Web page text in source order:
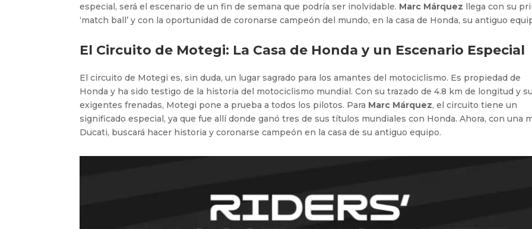
especial, será el escenario de un fin de semana que podría ser inolvidable. Marc Márquez llega con su
‘match ball’ y con la oportunidad de coronarse campeón del mundo, en la casa de Honda, su antiguo
El Circuito de Motegi: La Casa de Honda y un Escenario Especial
El circuito de Motegi es, sin duda, un lugar sagrado para los amantes del motociclismo. Es propiedad de
Honda y ha sido testigo de la historia del motociclismo mundial. Con su trazado de 4.8 km de longitud y
exigentes frenadas, Motegi pone a prueba a todos los pilotos. Para Marc Márquez, el circuito tiene un
significado especial, ya que fue allí donde ganó tres de sus títulos mundiales con Honda. Ahora, con una
Ducati, buscará hacer historia y coronarse campeón en la casa de su antiguo equipo.